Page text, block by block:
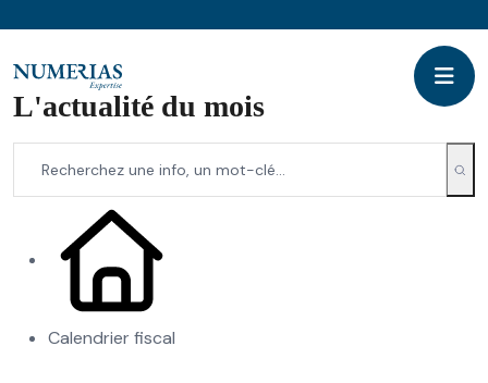
L'actualité du mois
Calendrier fiscal